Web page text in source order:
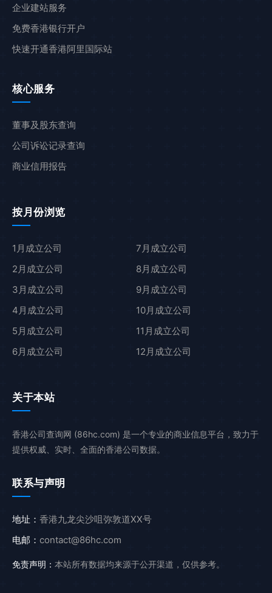
企业建站服务
免费香港银行开户
快速开通香港阿里国际站
核心服务
董事及股东查询
公司诉讼记录查询
商业信用报告
按月份浏览
1月成立公司
2月成立公司
3月成立公司
4月成立公司
5月成立公司
6月成立公司
7月成立公司
8月成立公司
9月成立公司
10月成立公司
11月成立公司
12月成立公司
关于本站
香港公司查询网 (86hc.com) 是一个专业的商业信息平台，致力于
提供权威、实时、全面的香港公司数据。
联系与声明
地址： 香港九龙尖沙咀弥敦道XX号
电邮： contact@86hc.com
免责声明： 本站所有数据均来源于公开渠道，仅供参考。